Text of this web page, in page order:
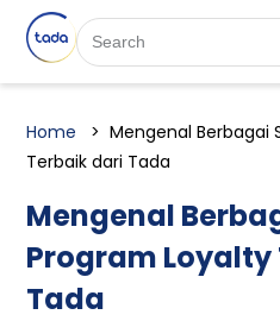
Home
Mengenal Berbagai
Terbaik dari Tada
Mengenal
Program
Tada